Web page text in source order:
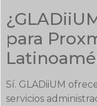
para
Sí. GLADiiUM
servicios